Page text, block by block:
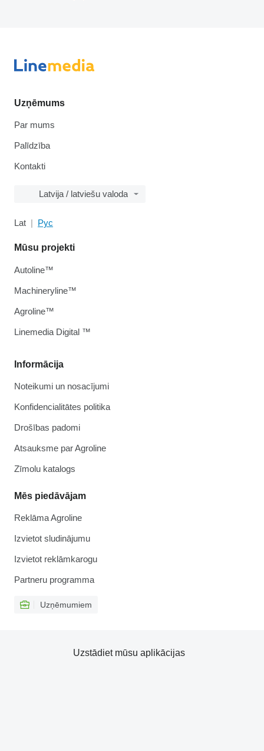
Uzņēmums
Par mums
Palīdzība
Kontakti
Latvija / latviešu valoda
Lat Рус
Informācija
Noteikumi un nosacījumi
Konfidencialitātes politika
Drošības padomi
Atsauksme par Agroline
Zīmolu katalogs
Mēs piedāvājam
Reklāma Agroline
Izvietot sludinājumu
Izvietot reklāmkarogu
Partneru programma
Uzņēmumiem
Mūsu projekti
Autoline™
Machineryline™
Agroline™
Linemedia Digital ™
Uzstādiet mūsu aplikācijas